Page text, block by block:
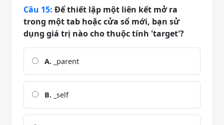
Câu 15: Để thiết lập một liên kết mở ra
trong một tab hoặc cửa sổ mới, bạn sử
dụng giá trị nào cho thuộc tính 'target'?
A. _parent
B. _self